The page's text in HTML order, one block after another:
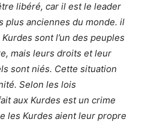
libéré, car il est le leader
plus anciennes du monde. il
sont l’un des peuples
mais leurs droits et leur
sont niés. Cette situation
Selon les lois
aux Kurdes est un crime
les Kurdes aient leur propre